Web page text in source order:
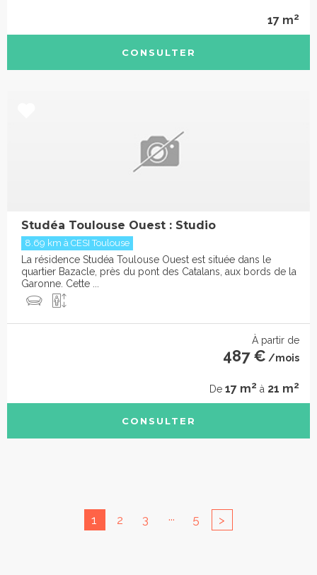
17 m2
CONSULTER
Studéa Toulouse Ouest : Studio
8.69 km à CESI Toulouse
La résidence Studéa Toulouse Ouest est située dans le
quartier Bazacle, près du pont des Catalans, aux bords de la
Garonne. Cette ...
À partir de
487 € /mois
De 17 m2 à 21 m2
CONSULTER
1 2 3 ... 5 >